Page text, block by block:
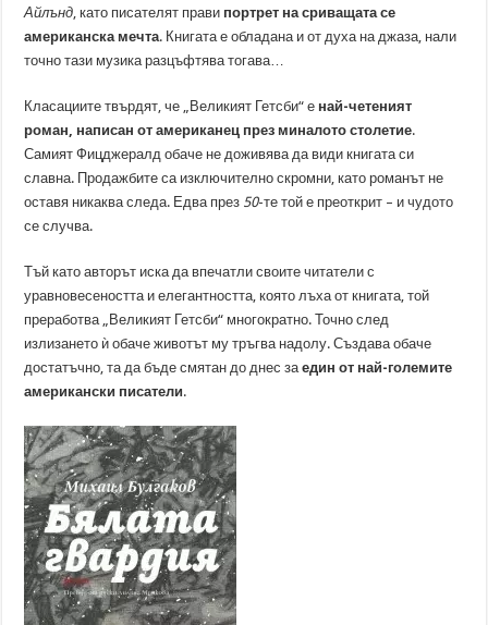
Айлънд, като писателят прави портрет на сриващата се
американска мечта. Книгата е обладана и от духа на джаза, нали
точно тази музика разцъфтява тогава…
Класациите твърдят, че „Великият Гетсби“ е най-четеният
роман, написан от американец през миналото столетие.
Самият Фицджералд обаче не доживява да види книгата си
славна. Продажбите са изключително скромни, като романът не
оставя никаква следа. Едва през 50-те той е преоткрит – и чудото
се случва.
Тъй като авторът иска да впечатли своите читатели с
уравновесеността и елегантността, която лъха от книгата, той
преработва „Великият Гетсби“ многократно. Точно след
излизането ѝ обаче животът му тръгва надолу. Създава обаче
достатъчно, та да бъде смятан до днес заедин от най-големите
американски писатели.